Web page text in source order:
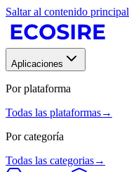
Saltar al contenido principal
Aplicaciones
Por plataforma
Todas las plataformas→
Por categoría
Todas las categorias→